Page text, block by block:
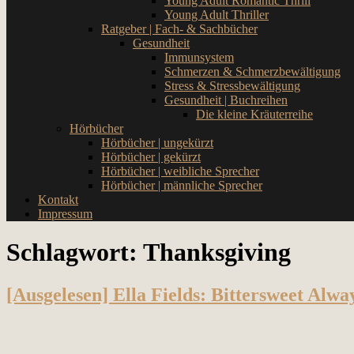
Young Adult Thriller
Ratgeber | Fach- & Sachbücher
Gesundheit
Immunsystem
Schmerzen & Schmerzbewältigung
Stress & Stressbewältigung
Gesundheit | Buchreihen
Die kleine Kräuterreihe
Hörbücher
Hörbücher | ungekürzt
Hörbücher | gekürzt
Hörbücher | weibliche Sprecher
Hörbücher | männliche Sprecher
Kontakt
Impressum
Schlagwort: Thanksgiving
[Ausgelesen] Ella Fields: Bittersweet